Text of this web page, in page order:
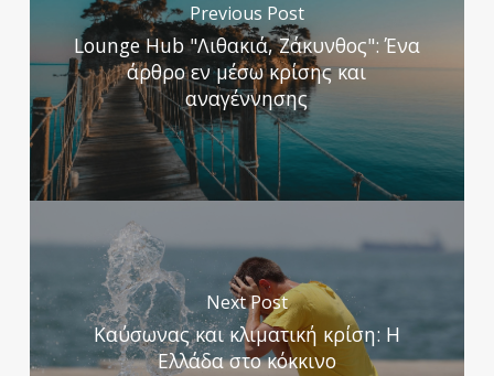
Previous Post
Lounge Hub "Λιθακιά, Ζάκυνθος": Ένα
άρθρο εν μέσω κρίσης και
αναγέννησης
Next Post
Καύσωνας και κλιματική κρίση: Η
Ελλάδα στο κόκκινο